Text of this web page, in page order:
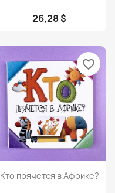
26,28 $
Просмотр
Кто прячется в Африке?
favorite_border